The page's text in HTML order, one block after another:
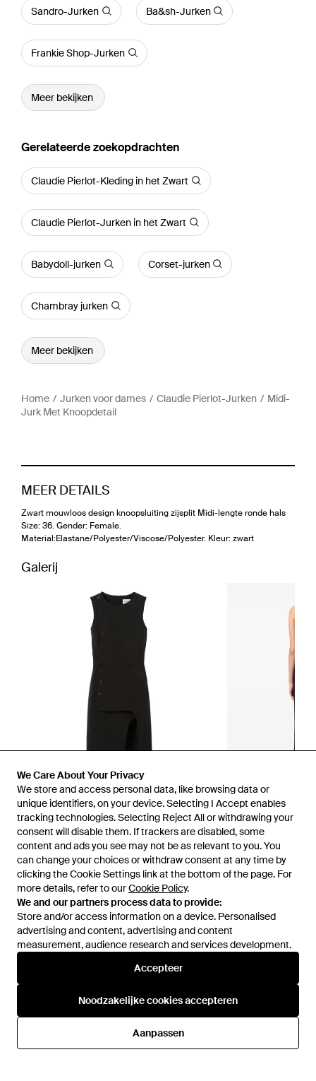
We Care About Your Privacy
We store and access personal data, like browsing data or
unique identifiers, on your device. Selecting I Accept enables
tracking technologies. Selecting Reject All or withdrawing your
consent will disable them. If trackers are disabled, some
content and ads you see may not be as relevant to you. You
can change your choices or withdraw consent at any time by
clicking the Cookie Settings link at the bottom of the page. For
more details, refer to ourCookie Policy.
We and our partners process data to provide:
Store and/or access information on a device. Personalised
advertising and content, advertising and content
measurement, audience research and services development.
Accepteer
Noodzakelijke cookies accepteren
Aanpassen
Sandro-Jurken Ba&sh-Jurken
Frankie Shop-Jurken
Meer bekijken
Gerelateerde zoekopdrachten
Claudie Pierlot-Kleding in het Zwart
Claudie Pierlot-Jurken in het Zwart
Babydoll-jurken Corset-jurken
Chambray jurken
Meer bekijken
Home Jurken voor dames Claudie Pierlot-Jurken
Midi-
Jurk Met Knoopdetail
MEER DETAILS
Zwart mouwloos design knoopsluiting zijsplit Midi-lengte ronde hals
Size: 36. Gender: Female.
Material:Elastane/Polyester/Viscose/Polyester. Kleur: zwart
Galerij
Eerder verkocht bij:FARFETCH
Hulp en informatie